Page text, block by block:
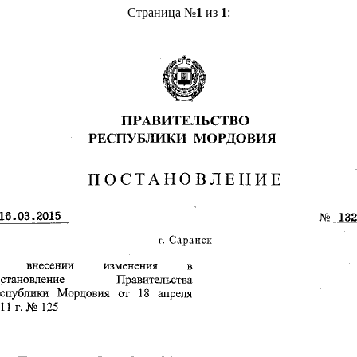
Страница №1 из 1: